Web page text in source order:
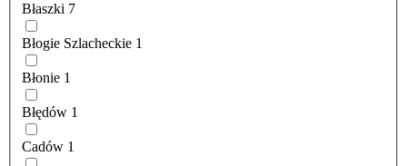
Błaszki 7
Błogie Szlacheckie 1
Błonie 1
Błędów 1
Cadów 1